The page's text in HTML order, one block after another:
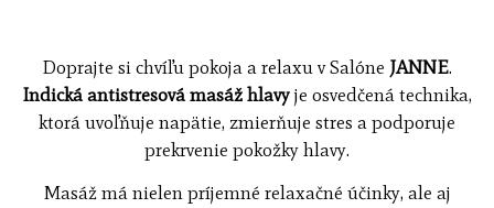
Doprajte si chvíľu pokoja a relaxu v Salóne JANNE.
Indická antistresová masáž hlavyje osvedčená technika,
ktorá uvoľňuje napätie, zmierňuje stres a podporuje
prekrvenie pokožky hlavy.
Masáž má nielen príjemné relaxačné účinky, ale aj